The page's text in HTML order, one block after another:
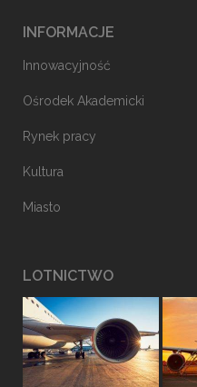
INFORMACJE
Innowacyjność
Ośrodek Akademicki
Rynek pracy
Kultura
Miasto
LOTNICTWO